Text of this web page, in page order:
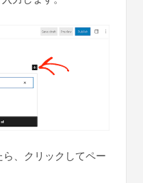
、クリックしてペー